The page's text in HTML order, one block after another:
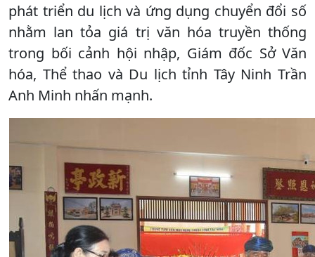
phát triển du lịch và ứng dụng chuyển đổi số
nhằm lan tỏa giá trị văn hóa truyền thống
trong bối cảnh hội nhập, Giám đốc Sở Văn
hóa, Thể thao và Du lịch tỉnh Tây Ninh Trần
Anh Minh nhấn mạnh.